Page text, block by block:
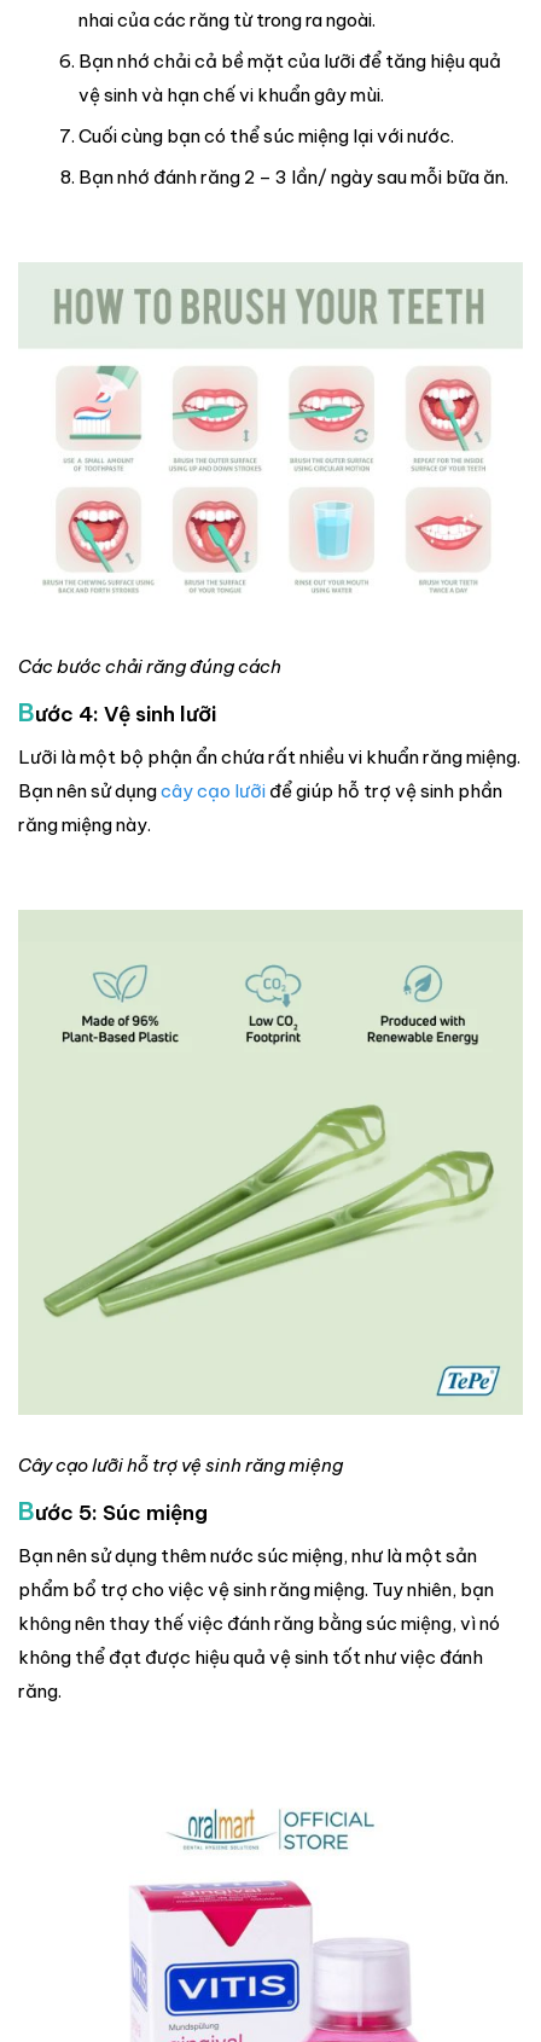
nhai của các răng từ trong ra ngoài.
Bạn nhớ chải cả bề mặt của lưỡi để tăng hiệu quả
vệ sinh và hạn chế vi khuẩn gây mùi.
Cuối cùng bạn có thể súc miệng lại với nước.
Bạn nhớ đánh răng 2 – 3 lần/ ngày sau mỗi bữa ăn.
Các bước chải răng đúng cách
Bước 4: Vệ sinh lưỡi
Lưỡi là một bộ phận ẩn chứa rất nhiều vi khuẩn răng miệng.
Bạn nên sử dụngcây cạo lưỡi để giúp hỗ trợ vệ sinh phần
răng miệng này.
Cây cạo lưỡi hỗ trợ vệ sinh răng miệng
Bước 5: Súc miệng
Bạn nên sử dụng thêm nước súc miệng, như là một sản
phẩm bổ trợ cho việc vệ sinh răng miệng. Tuy nhiên, bạn
không nên thay thế việc đánh răng bằng súc miệng, vì nó
không thể đạt được hiệu quả vệ sinh tốt như việc đánh
răng.